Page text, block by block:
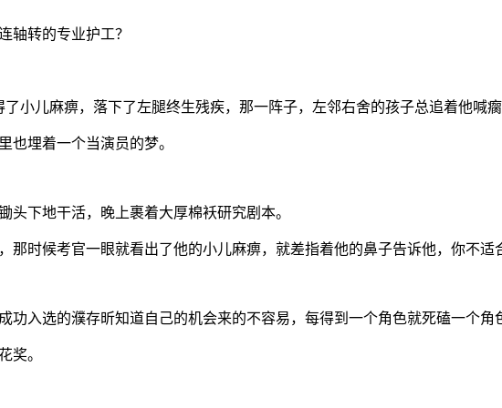
轴转的专业护工？
小儿麻痹，落下了左腿终生残疾，那一阵子，左邻右舍的孩子总追着他喊瘸
也埋着一个当演员的梦。
头下地干活，晚上裹着大厚棉袄研究剧本。
那时候考官一眼就看出了他的小儿麻痹，就差指着他的鼻子告诉他，你不适
入选的濮存昕知道自己的机会来的不容易，每得到一个角色就死磕一个角
奖。